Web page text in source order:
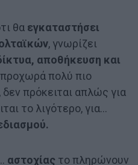
θα εγκαταστήσει
, γνωρίζει
αποθήκευση και
πολύ πιο
πρόκειται απλώς για
το λιγότερο, για…
αστοχίας το πληρώνουν